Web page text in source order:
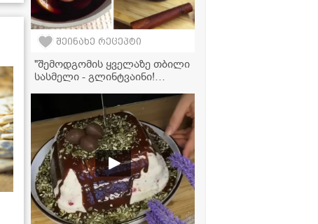
შეინახე რეცეპტი
"შემოდგომის ყველაზე თბილი
სასმელი - გლინტვაინი!
და სწრაფად" - ვიდეორეცეპტი